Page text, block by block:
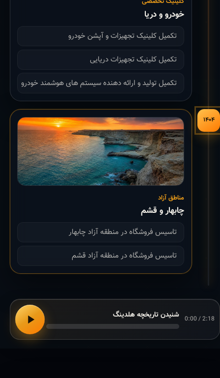
خودرو و دریا
تکمیل کلینیک تجهیزات و آپشن خودرو
تکمیل کلینیک تجهیزات دریایی
تکمیل تولید و ارائه دهنده سیستم های هوشمند خودرو
۱۴۰۴
مناطق آزاد
چابهار و قشم
تاسیس فروشگاه در منطقه آزاد چابهار
تاسیس فروشگاه در منطقه آزاد قشم
0:00 / 2:18 شنیدن تاریخچه هلدینگ